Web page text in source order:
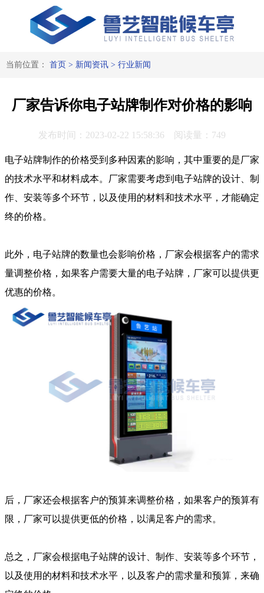
当前位置： 首页 > 新闻资讯> 行业新闻
厂家告诉你电子站牌制作对价格的影响
发布时间：2023-02-22 15:58:36 阅读量：749
电子站牌制作的价格受到多种因素的影响，其中重要的是厂家
的技术水平和材料成本。厂家需要考虑到电子站牌的设计、制
作、安装等多个环节，以及使用的材料和技术水平，才能确定
终的价格。
此外，电子站牌的数量也会影响价格，厂家会根据客户的需求
量调整价格，如果客户需要大量的电子站牌，厂家可以提供更
优惠的价格。
后，厂家还会根据客户的预算来调整价格，如果客户的预算有
限，厂家可以提供更低的价格，以满足客户的需求。
总之，厂家会根据电子站牌的设计、制作、安装等多个环节，
以及使用的材料和技术水平，以及客户的需求量和预算，来确